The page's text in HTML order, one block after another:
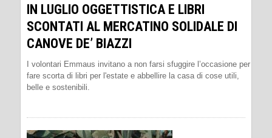
IN LUGLIO OGGETTISTICA E LIBRI
SCONTATI AL MERCATINO SOLIDALE DI
CANOVE DE’ BIAZZI
I volontari Emmaus invitano a non farsi sfuggire l’occasione per
fare scorta di libri per l'estate e abbellire la casa di cose utili,
belle e sostenibili.